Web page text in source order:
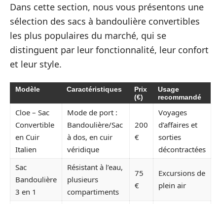
Dans cette section, nous vous présentons une
sélection des sacs à bandoulière convertibles
les plus populaires du marché, qui se
distinguent par leur fonctionnalité, leur confort
et leur style.
Modèle Caractéristiques
Prix
(€)
Usage
recommandé
Cloe – Sac
Convertible
en Cuir
Italien
Mode de port :
Bandoulière/Sac
à dos, en cuir
véridique
200
€
Voyages
d’affaires et
sorties
décontractées
Sac
Bandoulière
3 en 1
Résistant à l’eau,
plusieurs
compartiments
75
€
Excursions de
plein air